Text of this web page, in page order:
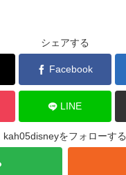
シェアする
Facebook
LINE
kah05disneyをフォローする